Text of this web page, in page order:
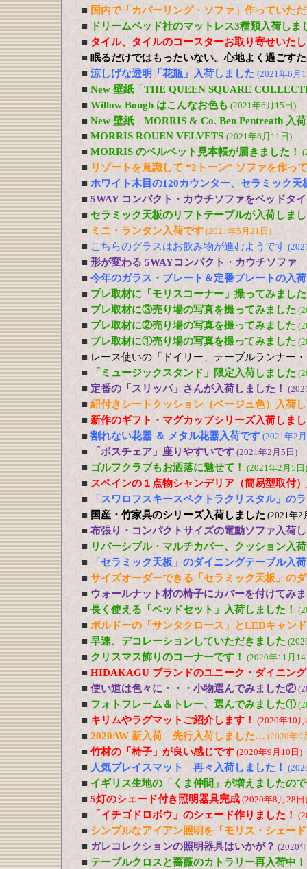
■ 国内で「カバーリング・ソファ」作っていた
■
ドリームベッド社のマットレス3種類入荷しま
■ タイル、タイルのコースターお取り寄せいた
■ 眠るだけではもったいない。心地よく過ごす
■ 涼しげな透明「花瓶」入荷しました (2021年6月
■ New 壁紙「THE QUEEN SQUARE
■ Willow Bough はこんなお色も (2021年6月15日)
■ New 壁紙 MORRIS & Co. Ben Pentreath 入
■ MORRIS ROUEN VELVETS (2021年6月11日)
■ MORRIS のベルベット見本帳が届きました！
■ リゾートを意識して “2トーン” ソファを作っ
■ ホワイト木目の120カウンター、セラミック天
■ 5WAY コンパクト・カウチソファをベッドタ
■ セラミック天板のリフトテーブルが入荷しま
■ ミニ・ランタン入荷です (2021年5月21日)
■ こちらのグラスはお飲み物が進むようです
■ 形が変わる 5WAYコンパクト・カウチソファ
■ 今年のガラス・プレート＆定番プレートの入
■ プレ取材に「モリスコーナー」撮ってみました
■ プレ取材に③売り場の写真を撮ってみました
■ プレ取材に②売り場の写真を撮ってみました
■ プレ取材に①売り場の写真を撮ってみました
■ レース使いの「ドイリー、テーブルランナー
■
「ミュージックスタンド」限定入荷しました
■ 定番の「スリッパ」さんが入荷しました！
■ 紐付きシートクッション（ベージュ色）入荷
■ 新作のギフト・マグカップシリーズ入荷しま
■ 割れない花器 ＆ メタル花器入荷です (2021年2
■ 「ボスチェア」座りやすいです (2021年2月5日)
■ ゴルフクラブもお洒落に魅せて！ (2021年2月5日)
■ スペインの１点物シャンデリア（簡易型取付
■
「スワロフスキースペクトラクリスタル」の
■ 国産・竹家具のシリーズ入荷しました (2021年2
■ 布張り・コンパクトサイズの電動ソファ入荷
■ リバーシブル・マルチカバー、クッション入
■
「セラミック天板」のダイニングテーブル入
■ サイズオーダーできる「セラミック天板」の
■ ウォールナット材の椅子にカバーを付けてみ
■ 長く使える「ベッドセット」入荷しました！
■ ボルドーの「サンタクロース」とLEDキャン
■ 早速、デコレーションしていただきました
■ クリスマス飾りのコーナーです！ (2020年11月
■ HIDAKAGU ブランドのユニーク・ダイニン
■ 使い道は色々に・・・小物選んでみました②
■ フォトフレーム＆トレー、選んでみました①
■ キリムやラグマットご紹介します！ (2020年10
■ 2020AW 新入荷 先行入荷しました… (2020年9
■ 竹材の「椅子」が良い感じです (2020年9月10日)
■ 人気プレイスマット 再々入荷しました！
■ イギリス生地の「くま仲間」が増えましたの
■ 5灯のシェード付き照明器具完成 (2020年8月28日)
■ 「イチゴドロボウ」のシェード作りました！
■ シンプルなアイアン照明を「モリス・シェー
■ ガレコレクションの照明器具はいかが？ (2020
■ テーブルクロスと薔薇のカトラリー再入荷中！